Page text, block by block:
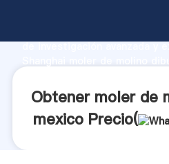
de investigación avanzada y
clientes.
Obtener moler de
mexico Precio(